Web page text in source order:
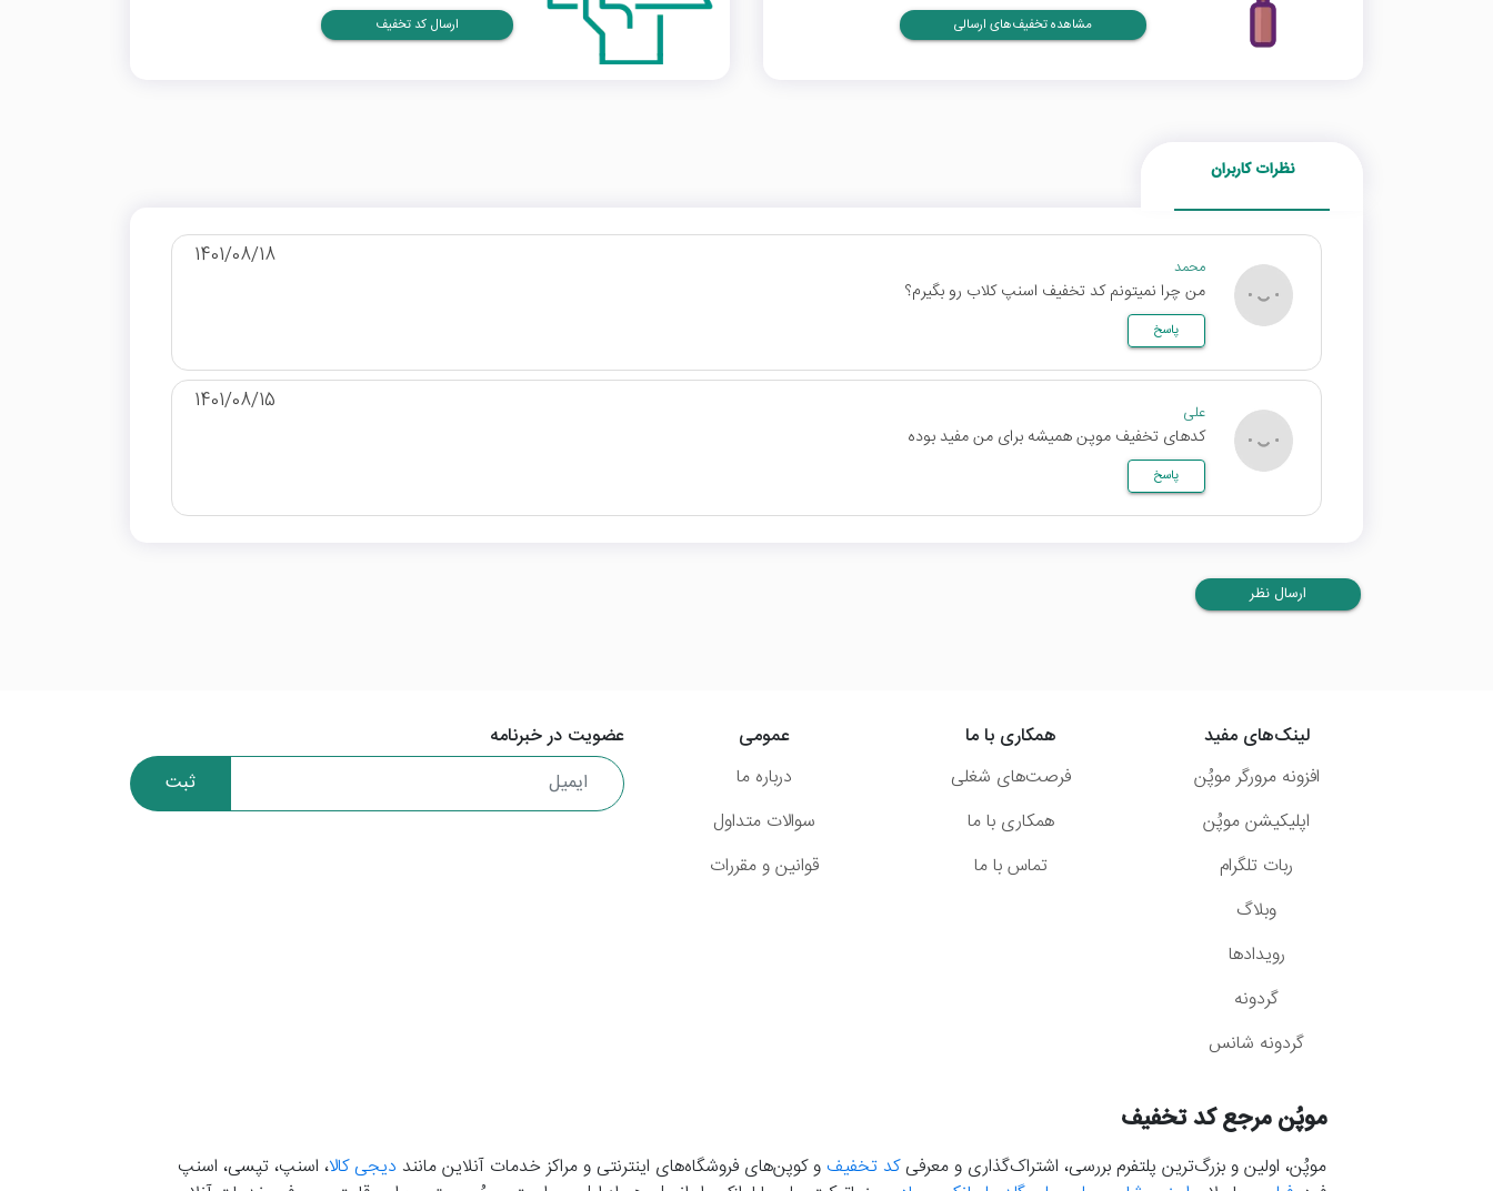
مشاهده تخفیف‌های ارسالی ارسال کد تخفیف
نظرات کاربران
1401/08/18 محمد
من چرا نمیتونم کد تخفیف اسنپ کلاب رو بگیرم؟
پاسخ
1401/08/15 علی
کدهای تخفیف موپن همیشه برای من مفید بوده
پاسخ
ارسال نظر
عضویت در خبرنامه
ثبت
لینک‌های مفید
افزونه مرورگر موپُن
اپلیکیشن موپُن
ربات تلگرام
وبلاگ
رویدادها
گردونه
گردونه شانس
همکاری با ما
فرصت‌های شغلی
همکاری با ما
تماس با ما
عمومی
درباره ما
سوالات متداول
قوانین و مقررات
موپُن مرجع کد تخفیف
موپُن، اولین و بزرگ‌ترین پلتفرم بررسی، اشتراک‌گذاری و معرفیکد تخفیفو کوپن‌های فروشگاه‌های اینترنتی و مراکز خدمات آنلاین مانند دیجی کالا، اسنپ، تپسی، اسنپ